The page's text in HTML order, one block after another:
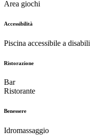
Area giochi
Accessibilità
Piscina accessibile a disabili
Ristorazione
Bar
Ristorante
Benessere
Idromassaggio